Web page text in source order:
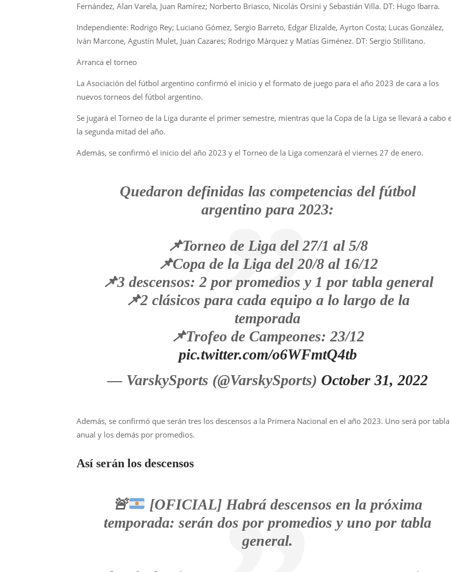
Fernández, Alan Varela, Juan Ramírez; Norberto Briasco, Nicolás Orsini y Sebastián Villa. DT: Hugo Ibarra.
Independiente: Rodrigo Rey; Luciano Gómez, Sergio Barreto, Edgar Elizalde, Ayrton Costa; Lucas González,
Iván Marcone, Agustín Mulet, Juan Cazares; Rodrigo Márquez y Matías Giménez. DT: Sergio Stillitano.
Arranca el torneo
La Asociación del fútbol argentino confirmó el inicio y el formato de juego para el año 2023 de cara a los
nuevos torneos del fútbol argentino.
Se jugará el Torneo de la Liga durante el primer semestre, mientras que la Copa de la Liga se llevará a cabo
la segunda mitad del año.
Además, se confirmó el inicio del año 2023 y el Torneo de la Liga comenzará el viernes 27 de enero.
Quedaron definidas las competencias del fútbol
argentino para 2023:
📌Torneo de Liga del 27/1 al 5/8
📌Copa de la Liga del 20/8 al 16/12
📌3 descensos: 2 por promedios y 1 por tabla general
📌2 clásicos para cada equipo a lo largo de la
temporada
📌Trofeo de Campeones: 23/12
pic.twitter.com/o6WFmtQ4tb
— VarskySports (@VarskySports) October 31, 2022
Además, se confirmó que serán tres los descensos a la Primera Nacional en el año 2023. Uno será por tabla
anual y los demás por promedios.
Así serán los descensos
🚨
[OFICIAL] Habrá descensos en la próxima
temporada: serán dos por promedios y uno por tabla
general.